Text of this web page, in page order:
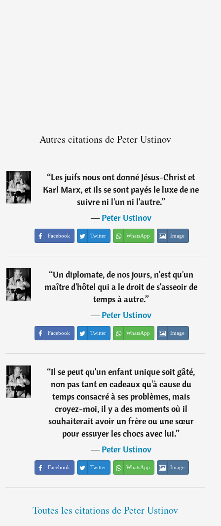
Autres citations de Peter Ustinov
“Les juifs nous ont donné Jésus-Christ et
Karl Marx, et ils se sont payés le luxe de ne
suivre ni l'un ni l'autre.”
―Peter Ustinov
Facebook Twitter WhatsApp Image
“Un diplomate, de nos jours, n'est qu'un
maître d'hôtel qui a le droit de s'asseoir de
temps à autre.”
―Peter Ustinov
Facebook Twitter WhatsApp Image
“Il se peut qu'un enfant unique soit gâté,
non pas tant en cadeaux qu'à cause du
temps consacré à ses problèmes, mais
croyez-moi, il y a des moments où il
souhaiterait avoir un frère ou une sœur
pour essuyer les chocs avec lui.”
―Peter Ustinov
Facebook Twitter WhatsApp Image
Toutes les citations de Peter Ustinov